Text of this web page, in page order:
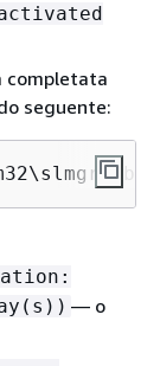
completata
seguente:
— o